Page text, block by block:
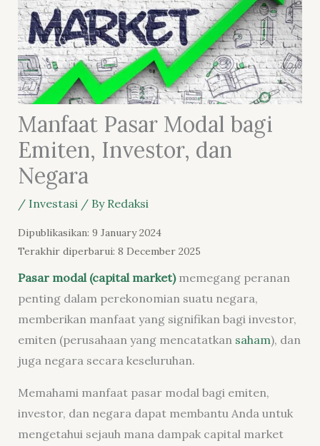
Manfaat Pasar Modal bagi
Emiten, Investor, dan
Negara
/ Investasi / By Redaksi
Dipublikasikan: 9 January 2024
Terakhir diperbarui: 8 December 2025
Pasar modal (capital market)memegang peranan
penting dalam perekonomian suatu negara,
memberikan manfaat yang signifikan bagi investor,
emiten (perusahaan yang mencatatkan saham), dan
juga negara secara keseluruhan.
Memahami manfaat pasar modal bagi emiten,
investor, dan negara dapat membantu Anda untuk
mengetahui sejauh mana dampak capital market